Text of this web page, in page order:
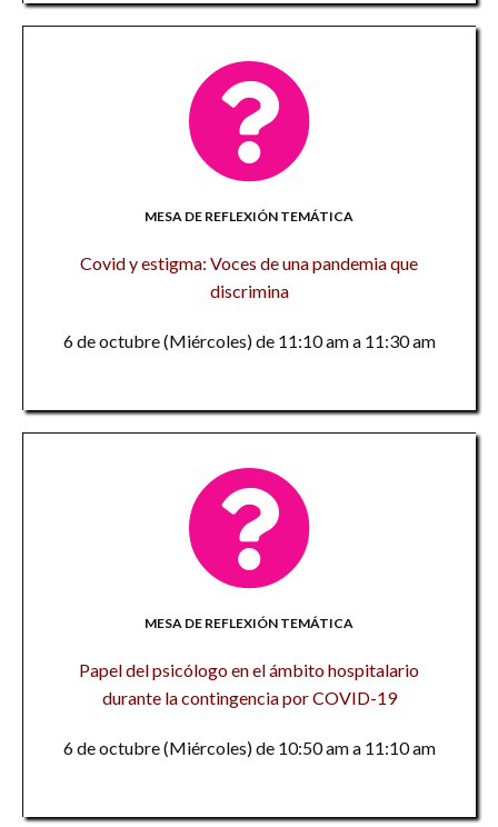
MESA DE REFLEXIÓN TEMÁTICA
Covid y estigma: Voces de una pandemia que
discrimina
6 de octubre (Miércoles) de 11:10 am a 11:30 am
MESA DE REFLEXIÓN TEMÁTICA
Papel del psicólogo en el ámbito hospitalario
durante la contingencia por COVID-19
6 de octubre (Miércoles) de 10:50 am a 11:10 am